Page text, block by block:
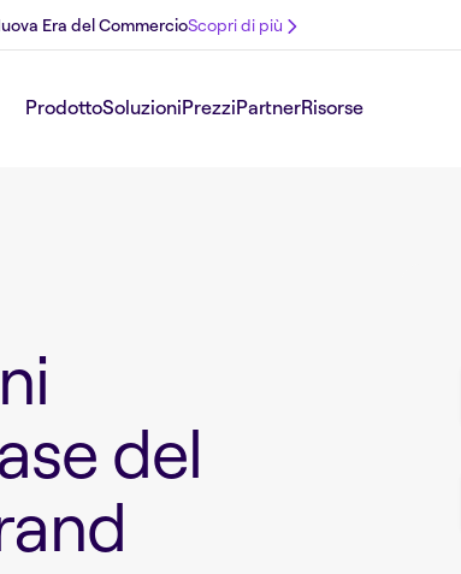
Era del CommercioScopri di più
ProdottoSoluzioniPrezziPartnerRisorse
del